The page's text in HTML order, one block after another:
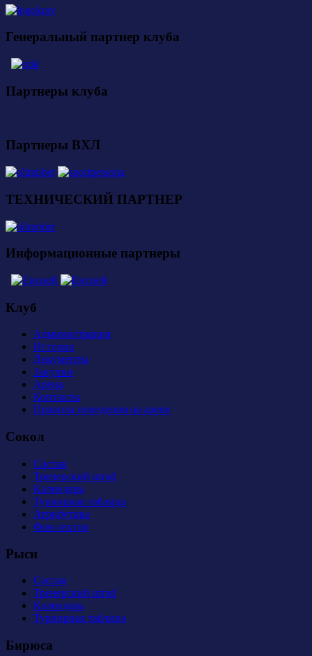
Генеральный партнер клуба
Партнеры клуба
Партнеры ВХЛ
ТЕХНИЧЕСКИЙ ПАРТНЕР
Информационные партнеры
Клуб
Администрация
История
Документы
Закупки
Арена
Контакты
Правила поведения на арене
Сокол
Состав
Тренерский штаб
Календарь
Турнирная таблица
Атрибутика
Фан-сектор
Рыси
Состав
Тренерский штаб
Календарь
Турнирная таблица
Бирюса